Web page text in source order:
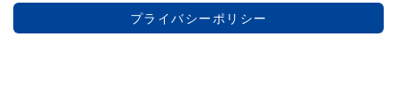
プライバシーポリシー